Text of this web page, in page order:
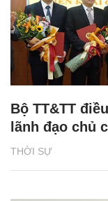
THỜI SỰ
Bộ TT&TT
lãnh đạo chủ